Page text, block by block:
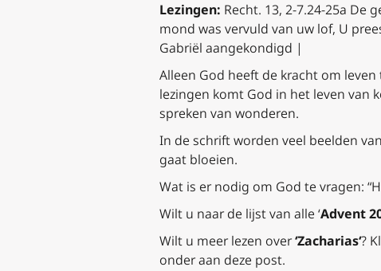
Lezingen: Recht. 13, 2-7.24-25a De
mond was vervuld van uw lof, U
Gabriël aangekondigd |
Alleen God heeft de kracht om
lezingen komt God in het leven van
spreken van wonderen.
In de schrift worden veel beelden
gaat bloeien.
Wat is er nodig om God te vragen:
Wilt u naar de lijst van alle ‘Advent
Wilt u meer lezen over‘Zacharias‘?
onder aan deze post.